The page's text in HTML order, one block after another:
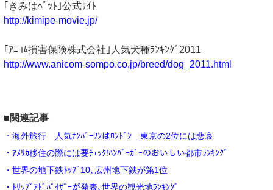
｢きみはﾍﾟｯﾄ｣公式ｻｲﾄ
http://kimipe-movie.jp/
｢ｱﾆｺﾑ損害保険株式会社｣人気犬種ﾗﾝｷﾝｸﾞ2011
http://www.anicom-sompo.co.jp/breed/dog_2011.html
■関連記事
・海外旅行 人気ﾅﾝﾊﾞｰﾜﾝはﾛﾝﾄﾞﾝ 東京の2位には悲哀
・ｱﾒﾘｶ移住の際には要ﾁｪｯｸ!ﾊﾝﾊﾞｰｶﾞｰのおいしい都市ﾗﾝｷﾝｸﾞ
・世界の地下鉄ﾄｯﾌﾟ10､広州地下鉄が第1位
・ﾄﾘｯﾌﾟｱﾄﾞﾊﾞｲｻﾞｰが発表､世界の観光地ﾗﾝｷﾝｸﾞ